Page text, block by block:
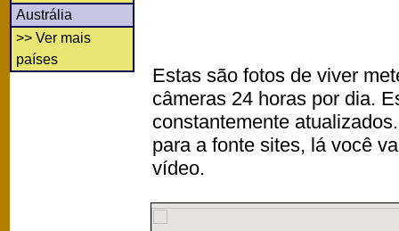
Austrália
>> Ver mais
países
Estas são fotos de viver
câmeras 24 horas por dia.
constantemente
para a fonte sites, lá você
vídeo.